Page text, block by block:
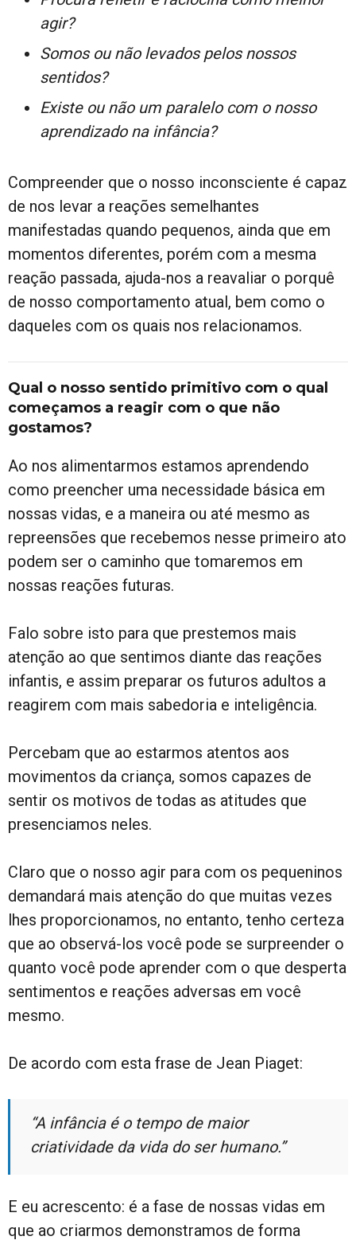
agir?
Somos ou não levados pelos nossos
sentidos?
Existe ou não um paralelo com o nosso
aprendizado na infância?
Compreender que o nosso inconsciente é capaz
de nos levar a reações semelhantes
manifestadas quando pequenos, ainda que em
momentos diferentes, porém com a mesma
reação passada, ajuda-nos a reavaliar o porquê
de nosso comportamento atual, bem como o
daqueles com os quais nos relacionamos.
Qual o nosso sentido primitivo com o qual
começamos a reagir com o que não
gostamos?
Ao nos alimentarmos estamos aprendendo
como preencher uma necessidade básica em
nossas vidas, e a maneira ou até mesmo as
repreensões que recebemos nesse primeiro ato
podem ser o caminho que tomaremos em
nossas reações futuras.
Falo sobre isto para que prestemos mais
atenção ao que sentimos diante das reações
infantis, e assim preparar os futuros adultos a
reagirem com mais sabedoria e inteligência.
Percebam que ao estarmos atentos aos
movimentos da criança, somos capazes de
sentir os motivos de todas as atitudes que
presenciamos neles.
Claro que o nosso agir para com os pequeninos
demandará mais atenção do que muitas vezes
lhes proporcionamos, no entanto, tenho certeza
que ao observá-los você pode se surpreender o
quanto você pode aprender com o que desperta
sentimentos e reações adversas em você
mesmo.
De acordo com esta frase de Jean Piaget:
“A infância é o tempo de maior
criatividade da vida do ser humano.”
E eu acrescento: é a fase de nossas vidas em
que ao criarmos demonstramos de forma